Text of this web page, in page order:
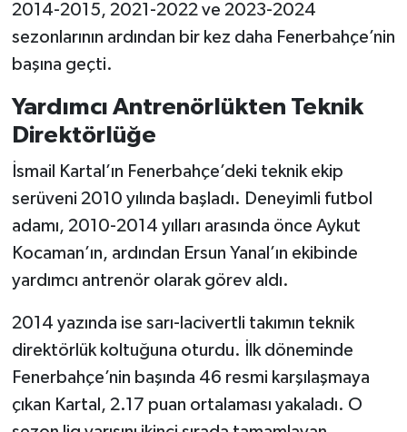
2014-2015, 2021-2022 ve 2023-2024
sezonlarının ardından bir kez daha Fenerbahçe’nin
başına geçti.
Yardımcı Antrenörlükten Teknik
Direktörlüğe
İsmail Kartal’ın Fenerbahçe’deki teknik ekip
serüveni 2010 yılında başladı. Deneyimli futbol
adamı, 2010-2014 yılları arasında önce Aykut
Kocaman’ın, ardından Ersun Yanal’ın ekibinde
yardımcı antrenör olarak görev aldı.
2014 yazında ise sarı-lacivertli takımın teknik
direktörlük koltuğuna oturdu. İlk döneminde
Fenerbahçe’nin başında 46 resmi karşılaşmaya
çıkan Kartal, 2.17 puan ortalaması yakaladı. O